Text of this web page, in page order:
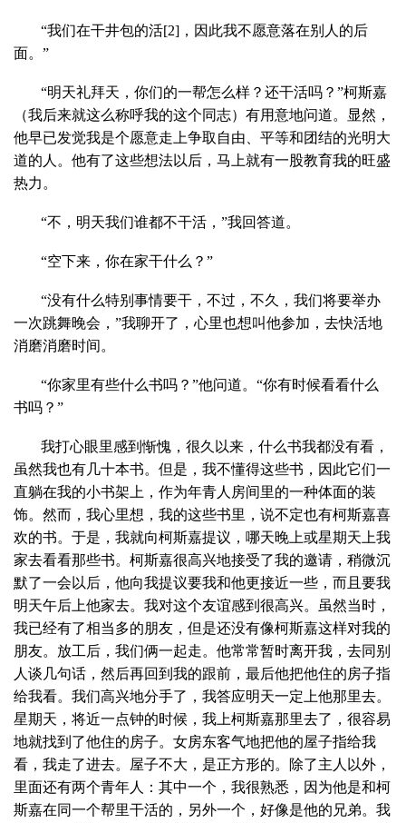
“我们在干井包的活[2] ，因此我不愿意落在别人的后
面。”
“明天礼拜天，你们的一帮怎么样？还干活吗？”柯斯嘉
（我后来就这么称呼我的这个同志）有用意地问道。显然，
他早已发觉我是个愿意走上争取自由、平等和团结的光明大
道的人。他有了这些想法以后，马上就有一股教育我的旺盛
热力。
“不，明天我们谁都不干活，”我回答道。
“空下来，你在家干什么？”
“没有什么特别事情要干，不过，不久，我们将要举办
一次跳舞晚会，”我聊开了，心里也想叫他参加，去快活地
消磨消磨时间。
“你家里有些什么书吗？”他问道。“你有时候看看什么
书吗？”
我打心眼里感到惭愧，很久以来，什么书我都没有看，
虽然我也有几十本书。但是，我不懂得这些书，因此它们一
直躺在我的小书架上，作为年青人房间里的一种体面的装
饰。然而，我心里想，我的这些书里，说不定也有柯斯嘉喜
欢的书。于是，我就向柯斯嘉提议，哪天晚上或星期天上我
家去看看那些书。柯斯嘉很高兴地接受了我的邀请，稍微沉
默了一会以后，他向我提议要我和他更接近一些，而且要我
明天午后上他家去。我对这个友谊感到很高兴。虽然当时，
我已经有了相当多的朋友，但是还没有像柯斯嘉这样对我的
朋友。放工后，我们俩一起走。他常常暂时离开我，去同别
人谈几句话，然后再回到我的跟前，最后他把他住的房子指
给我看。我们高兴地分手了，我答应明天一定上他那里去。
星期天，将近一点钟的时候，我上柯斯嘉那里去了，很容易
地就找到了他住的房子。女房东客气地把他的屋子指给我
看，我走了进去。屋子不大，是正方形的。除了主人以外，
里面还有两个青年人：其中一个，我很熟悉，因为他是和柯
斯嘉在同一个帮里干活的，另外一个，好像是他的兄弟。我